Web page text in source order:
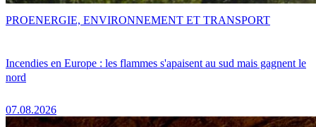
Incendies en Europe : les flammes s'apaisent au sud mais gagnent le
nord
07.08.2026
PROENERGIE, ENVIRONNEMENT ET TRANSPORT